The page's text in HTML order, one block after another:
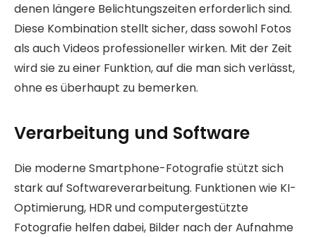
denen längere Belichtungszeiten erforderlich sind.
Diese Kombination stellt sicher, dass sowohl Fotos
als auch Videos professioneller wirken. Mit der Zeit
wird sie zu einer Funktion, auf die man sich verlässt,
ohne es überhaupt zu bemerken.
Verarbeitung und Software
Die moderne Smartphone-Fotografie stützt sich
stark auf Softwareverarbeitung. Funktionen wie KI-
Optimierung, HDR und computergestützte
Fotografie helfen dabei, Bilder nach der Aufnahme